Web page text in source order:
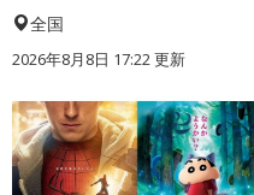
全国
2026年8月8日 17:22更新